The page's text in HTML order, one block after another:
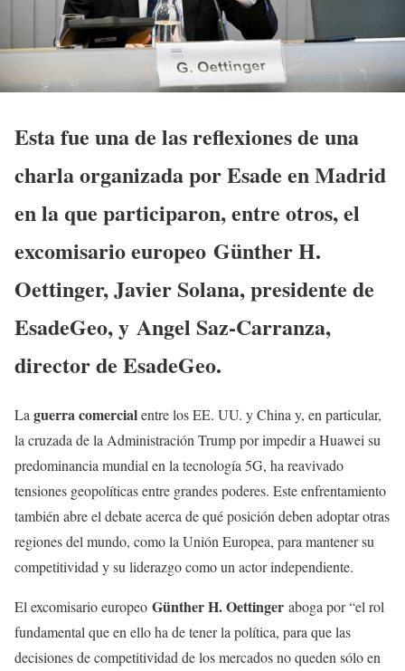
Esta fue una de las reflexiones de una
charla organizada por Esade en Madrid
en la que participaron, entre otros, el
excomisario europeo Günther H.
Oettinger,Javier Solana, presidente de
EsadeGeo, y Angel Saz-Carranza,
director de EsadeGeo.
La guerra comercialentre los EE. UU. y China y, en particular,
la cruzada de la Administración Trump por impedir a Huawei su
predominancia mundial en la tecnología 5G, ha reavivado
tensiones geopolíticas entre grandes poderes. Este enfrentamiento
también abre el debate acerca de qué posición deben adoptar otras
regiones del mundo, como la Unión Europea, para mantener su
competitividad y su liderazgo como un actor independiente.
El excomisario europeo Günther H. Oettinger aboga por “el rol
fundamental que en ello ha de tener la política, para que las
decisiones de competitividad de los mercados no queden sólo en